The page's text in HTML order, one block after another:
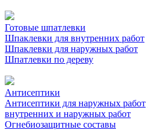
Готовые шпатлевки
Шпаклевки для внутренних работ
Шпаклевки для наружных работ
Шпатлевки по дереву
Антисептики
Антисептики для наружных работ
внутренних и наружных работ
Огнебиозащитные составы